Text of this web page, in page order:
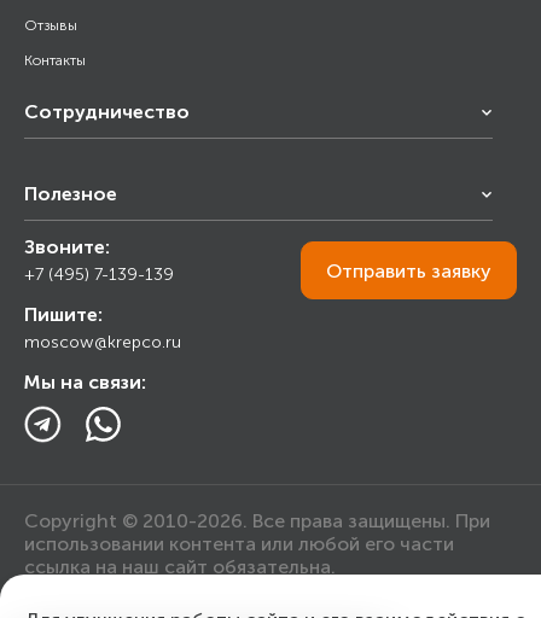
Отзывы
Контакты
Сотрудничество
Снабжение строительства
Торговым организациям
Полезное
Калькулятор
Прайс лист
Ответы на вопросы
Блог
Звоните:
+7 (495) 7-139-139
Пишите:
moscow@krepco.ru
Мы на связи:
Отправить заявку
Copyright © 2010-2026. Все права защищены. При
использовании контента или любой его части
ссылка на наш сайт обязательна.